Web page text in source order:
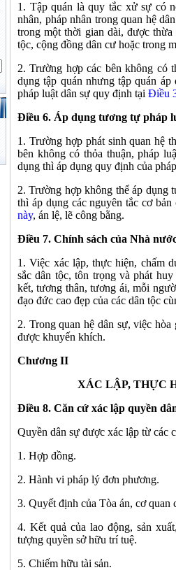
1. Tập quán là quy tắc xử sự có
nhân, pháp nhân trong quan hệ
trong một thời gian dài, được
tộc, cộng đồng dân cư hoặc trong
2. Trường hợp các bên không có
dụng tập quán nhưng tập quán
pháp luật dân sự quy định tại Điều
Điều 6. Áp dụng tương tự pháp
1. Trường hợp phát sinh quan hệ
bên không có thỏa thuận, pháp
dụng thì áp dụng quy định của
2. Trường hợp không thể áp dụng
thì áp dụng các nguyên tắc cơ
này, án lệ, lẽ công bằng.
Điều 7. Chính sách của Nhà
1. Việc xác lập, thực hiện, chấm
sắc dân tộc, tôn trọng và phát
kết, tương thân, tương ái, mỗi
đạo đức cao đẹp của các dân tộc
2. Trong quan hệ dân sự, việc
được khuyến khích.
Chương II
XÁC LẬP, THỰC
Điều 8. Căn cứ xác lập quyền
Quyền dân sự được xác lập từ các
1. Hợp đồng.
2. Hành vi pháp lý đơn phương.
3. Quyết định của Tòa án, cơ quan
4. Kết quả của lao động, sản
tượng quyền sở hữu trí tuệ.
5. Chiếm hữu tài sản.